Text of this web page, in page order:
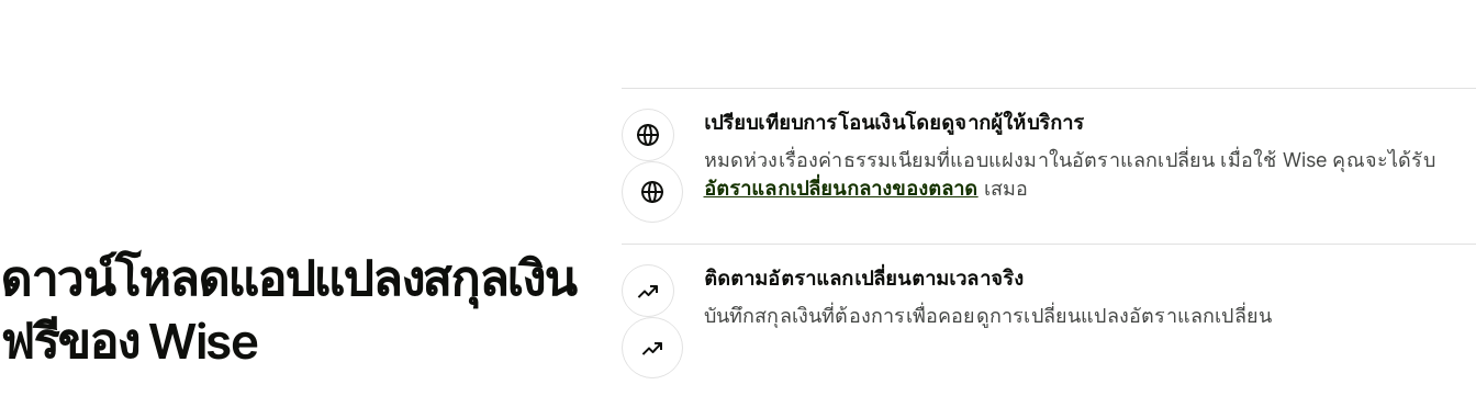
ดาวน์โหลดแอปแปลงสกุลเงิน
ฟรีของ Wise
เปรียบเทียบการโอนเงินโดยดูจากผู้ให้บริการ
หมดห่วงเรื่องค่าธรรมเนียมที่แอบแฝงมาในอัตราแลกเปลี่ยน เมื่อใช้ Wise คุณจะได้รับ
อัตราแลกเปลี่ยนกลางของตลาด เสมอ
ติดตามอัตราแลกเปลี่ยนตามเวลาจริง
บันทึกสกุลเงินที่ต้องการเพื่อคอยดูการเปลี่ยนแปลงอัตราแลกเปลี่ยน